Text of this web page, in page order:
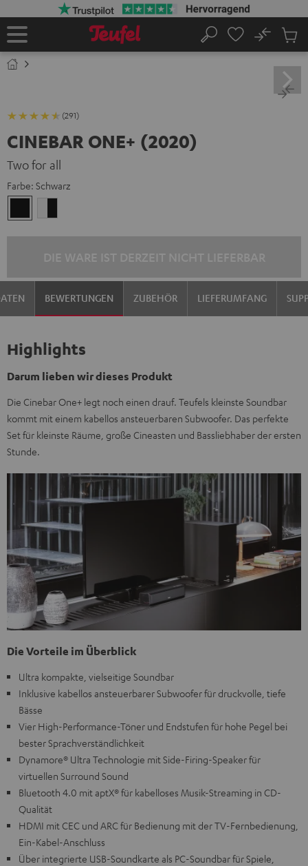
Startseite
Suche
No
im
(291)
CINEBAR ONE+ (2020)
Two for all
Farbe: Schwarz
BEWERTUNGEN ZUBEHÖR LIEFERUMFANG
Highlights
Darum lieben wir dieses Produkt
Die Cinebar One+ legt noch einen drauf. Teufels kleinste Soundbar
kommt mit einem kabellos ansteuerbaren Subwoofer. Das perfekte
Set für kleinste Räume, große Cineasten und Bassliebhaber der ersten
Stunde.
Die Vorteile im Überblick
Ultra kompakte, vielseitige Soundbar
Inklusive kabellos ansteuerbarer Subwoofer für druckvolle, tiefe
Bässe
Vier High-Performance-Töner und Endstufen für hohe Pegel bei
bester Sprachverständlichkeit
Dynamore® Ultra Technologie mit Side-Firing-Speaker für
virtuellen Surround Sound
Bluetooth 4.0 mit aptX® für kabelloses Musik-Streaming in CD-
Qualität
HDMI mit CEC und ARC für Bedienung mit der TV-Fernbedienung,
Ein-Kabel-Anschluss
Über integrierte USB-Soundkarte als PC-Soundbar für Spiele,